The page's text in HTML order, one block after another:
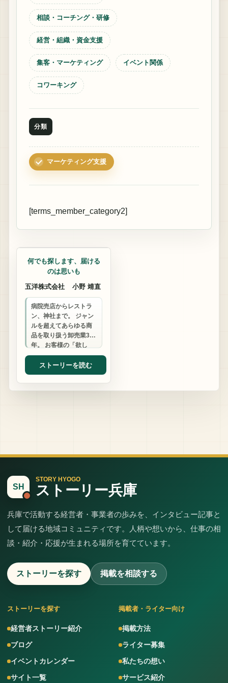
相談・コーチング・研修
経営・組織・資金支援
集客・マーケティング イベント関係
コワーキング
分類
マーケティング支援
[terms_member_category2]
何でも探します、届ける
のは思いも
五洋株式会社
小野 靖直
病院売店からレストラ
ン、神社まで。 ジャン
ルを超えてあらゆる商
品を取り扱う卸売業30
年。 お客様の「欲し
い」を形にする柔軟さ
と行動力で、あなたの
「困った」に寄り…
ストーリーを読む
SH
STORY HYOGO
ストーリー兵庫
兵庫で活動する経営者・事業者の歩みを、インタビュー記事と
して届ける地域コミュニティです。人柄や想いから、仕事の相
談・紹介・応援が生まれる場所を育てています。
ストーリーを探す 掲載を相談する
ストーリーを探す
経営者ストーリー紹介
ブログ
イベントカレンダー
サイト一覧
掲載者・ライター向け
掲載方法
ライター募集
私たちの想い
サービス紹介